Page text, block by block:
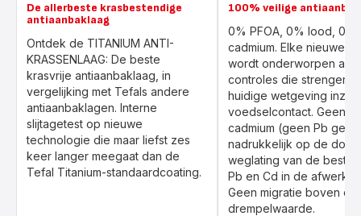
De allerbeste krasbestendige
antiaanbaklaag
Ontdek de TITANIUM ANTI-
KRASSENLAAG: De beste
krasvrije antiaanbaklaag, in
vergelijking met Tefals andere
antiaanbaklagen. Interne
slijtagetest op nieuwe
technologie die maar liefst zes
keer langer meegaat dan de
Tefal Titanium-standaardcoating.
100% veilige
0% PFOA, 0% lood, 0%
cadmium. Elke nieuwe
wordt onderworpen aan
controles die strenger
huidige wetgeving
voedselcontact. Geen
cadmium (geen Pb
nadrukkelijk op de
weglating van de
Pb en Cd in de
Geen migratie boven de
drempelwaarde.